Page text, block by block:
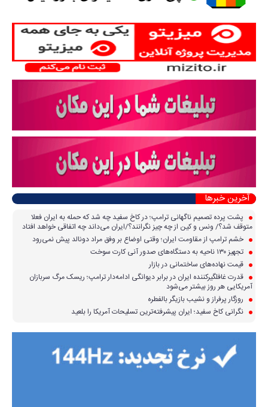
آخرین خبرها
پشت پرده تصمیم ناگهانی ترامپ؛ در کاخ سفید چه شد که حمله به ایران فعلا
متوقف شد؟/ ونس و کین از چه چیز نگرانند؟/ایران می‌داند چه اتفاقی خواهد افتاد
خشم ترامپ از مقاومت ایران؛ وقتی اوضاع بر وفق مراد دونالد پیش نمی‌رود
تجهیز ۱۳۰ ناحیه به دستگاه‌های صدور آنی کارت سوخت
قیمت نهاده‌های ساختمانی در بازار
قدرت غافلگیرکننده ایران در برابر دیوانگی ادامه‌دار ترامپ؛ ریسک مرگ سربازان
آمریکایی هر روز بیشتر می‌شود
روزگار پرفراز و نشیب بازیگر بالفطره
نگرانی کاخ سفید؛ ایران پیشرفته‌ترین تسلیحات آمریکا را بلعید